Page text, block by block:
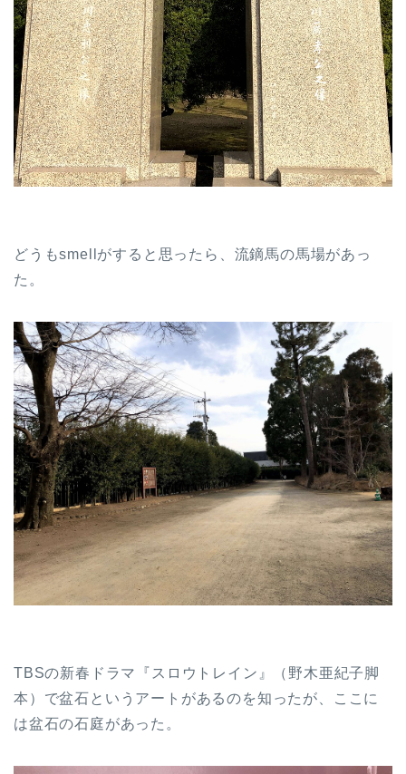
どうもsmellがすると思ったら、流鏑馬の馬場があっ
た。
TBSの新春ドラマ『スロウトレイン』（野木亜紀子脚
本）で盆石というアートがあるのを知ったが、ここに
は盆石の石庭があった。